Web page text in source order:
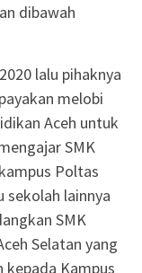
dibawah
lalu pihaknya
melobi
Aceh untuk
SMK
Poltas
sekolah lainnya
SMK
Selatan yang
Kampus